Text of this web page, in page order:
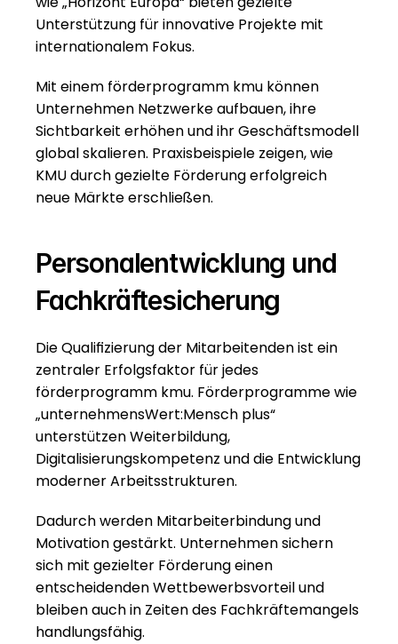
Unterstützung für innovative Projekte mit
internationalem Fokus.
Mit einem förderprogramm kmu können
Unternehmen Netzwerke aufbauen, ihre
Sichtbarkeit erhöhen und ihr Geschäftsmodell
global skalieren. Praxisbeispiele zeigen, wie
KMU durch gezielte Förderung erfolgreich
neue Märkte erschließen.
Personalentwicklung und
Fachkräftesicherung
Die Qualifizierung der Mitarbeitenden ist ein
zentraler Erfolgsfaktor für jedes
förderprogramm kmu. Förderprogramme wie
„unternehmensWert:Mensch plus“
unterstützen Weiterbildung,
Digitalisierungskompetenz und die Entwicklung
moderner Arbeitsstrukturen.
Dadurch werden Mitarbeiterbindung und
Motivation gestärkt. Unternehmen sichern
sich mit gezielter Förderung einen
entscheidenden Wettbewerbsvorteil und
bleiben auch in Zeiten des Fachkräftemangels
handlungsfähig.